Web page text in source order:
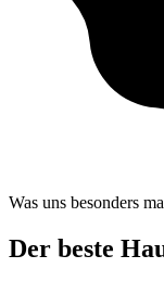
Was uns besonders
Der beste